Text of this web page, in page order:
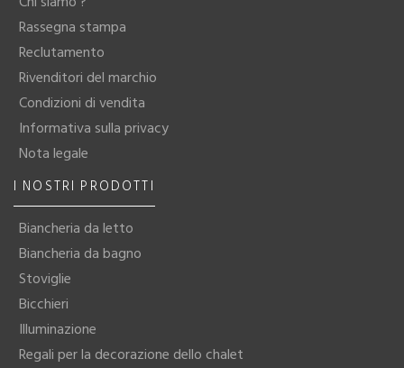
Rassegna stampa
Reclutamento
Rivenditori del marchio
Condizioni di vendita
Informativa sulla privacy
Nota legale
I NOSTRI PRODOTTI
Biancheria da letto
Biancheria da bagno
Stoviglie
Bicchieri
Illuminazione
Regali per la decorazione dello chalet